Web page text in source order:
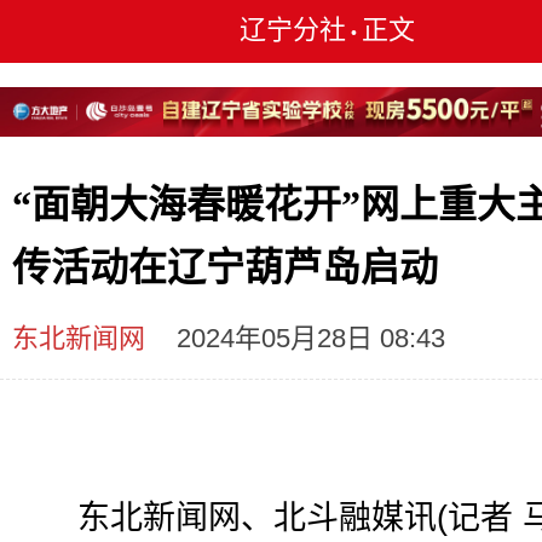
辽宁分社 • 正文
“面朝大海春暖花开”网上重大
传活动在辽宁葫芦岛启动
东北新闻网 2024年05月28日 08:43
东北新闻网、北斗融媒讯(记者